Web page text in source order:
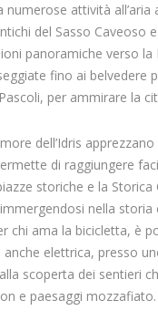
numerose attività all’aria
del Sasso Caveoso
panoramiche verso la
fino ai belvedere
per ammirare la
dell’Idris
di raggiungere
storiche e la Storica
nella storia
chi ama la bicicletta, è
anche elettrica, presso
scoperta dei sentieri
e paesaggi mozzafiato.